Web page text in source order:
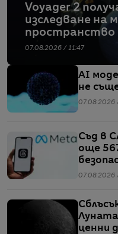
Voyager 2
изследване на
пространство
07.08.2026 / 11:47
AI
не
07.08.2026
Съд в
още
07.08.2026
ценни